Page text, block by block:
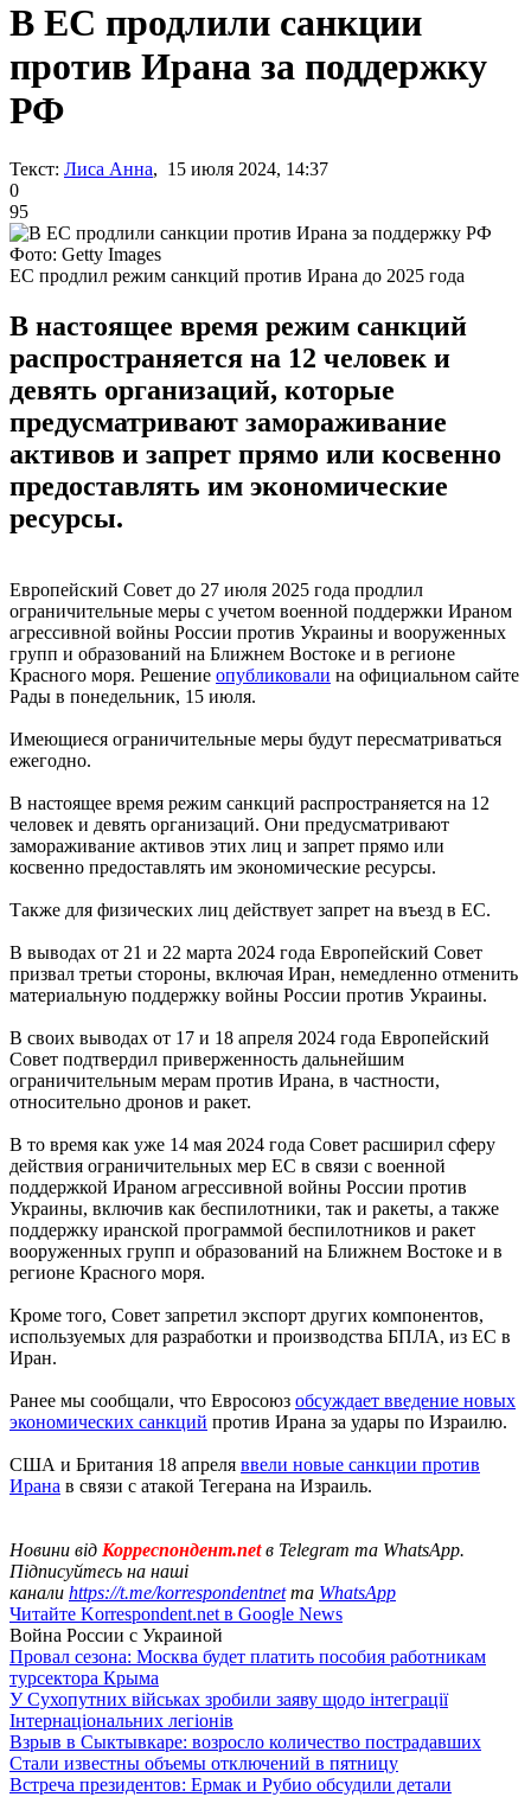
В ЕС продлили санкции
против Ирана за поддержку
РФ
Текст: Лиса Анна, 15 июля 2024, 14:37
0
95
Фото: Getty Images
ЕС продлил режим санкций против Ирана до 2025 года
В настоящее время режим санкций
распространяется на 12 человек и
девять организаций, которые
предусматривают замораживание
активов и запрет прямо или косвенно
предоставлять им экономические
ресурсы.
Европейский Совет до 27 июля 2025 года продлил
ограничительные меры с учетом военной поддержки Ираном
агрессивной войны России против Украины и вооруженных
групп и образований на Ближнем Востоке и в регионе
Красного моря. Решение опубликовали на официальном сайте
Рады в понедельник, 15 июля.
Имеющиеся ограничительные меры будут пересматриваться
ежегодно.
В настоящее время режим санкций распространяется на 12
человек и девять организаций. Они предусматривают
замораживание активов этих лиц и запрет прямо или
косвенно предоставлять им экономические ресурсы.
Также для физических лиц действует запрет на въезд в ЕС.
В выводах от 21 и 22 марта 2024 года Европейский Совет
призвал третьи стороны, включая Иран, немедленно отменить
материальную поддержку войны России против Украины.
В своих выводах от 17 и 18 апреля 2024 года Европейский
Совет подтвердил приверженность дальнейшим
ограничительным мерам против Ирана, в частности,
относительно дронов и ракет.
В то время как уже 14 мая 2024 года Совет расширил сферу
действия ограничительных мер ЕС в связи с военной
поддержкой Ираном агрессивной войны России против
Украины, включив как беспилотники, так и ракеты, а также
поддержку иранской программой беспилотников и ракет
вооруженных групп и образований на Ближнем Востоке и в
регионе Красного моря.
Кроме того, Совет запретил экспорт других компонентов,
используемых для разработки и производства БПЛА, из ЕС в
Иран.
Ранее мы сообщали, что Евросоюз обсуждает введение новых
экономических санкций против Ирана за удары по Израилю.
США и Британия 18 апреля ввели новые санкции против
Ирана в связи с атакой Тегерана на Израиль.
Новини від Корреспондент.netв Telegram та WhatsApp.
Підписуйтесь на наші
канали https://t.me/korrespondentnetта WhatsApp
Читайте Korrespondent.net в Google News
Война России с Украиной
Провал сезона: Москва будет платить пособия работникам
турсектора Крыма
У Сухопутних військах зробили заяву щодо інтеграції
Інтернаціональних легіонів
Взрыв в Сыктывкаре: возросло количество пострадавших
Стали известны объемы отключений в пятницу
Встреча президентов: Ермак и Рубио обсудили детали